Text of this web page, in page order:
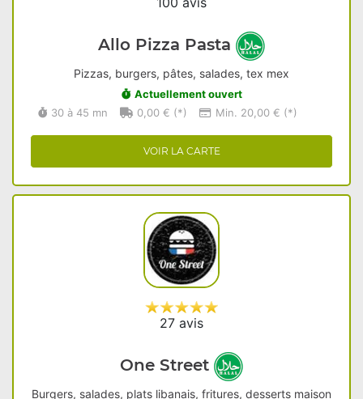
Allo Pizza Pasta
Pizzas, burgers, pâtes, salades, tex mex
Actuellement ouvert
30 à 45 mn
0,00 € (*) Min. 20,00 € (*)
VOIR LA CARTE
27 avis
One Street
Burgers, salades, plats libanais, fritures, desserts maison